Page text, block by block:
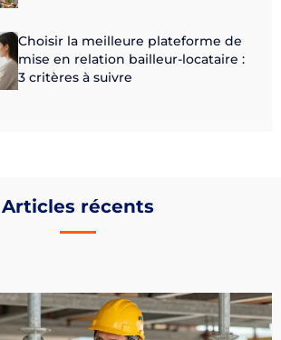
Choisir la meilleure plateforme de
mise en relation bailleur-locataire :
3 critères à suivre
Articles récents